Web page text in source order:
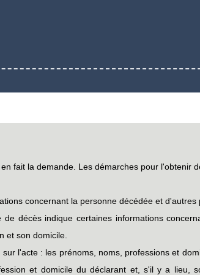
fait la demande. Les démarches pour l'obtenir
concernant la personne décédée et d'autres
de décès indique certaines informations
et son domicile.
l'acte : les prénoms, noms, professions et
et domicile du déclarant et, s'il y a lieu,